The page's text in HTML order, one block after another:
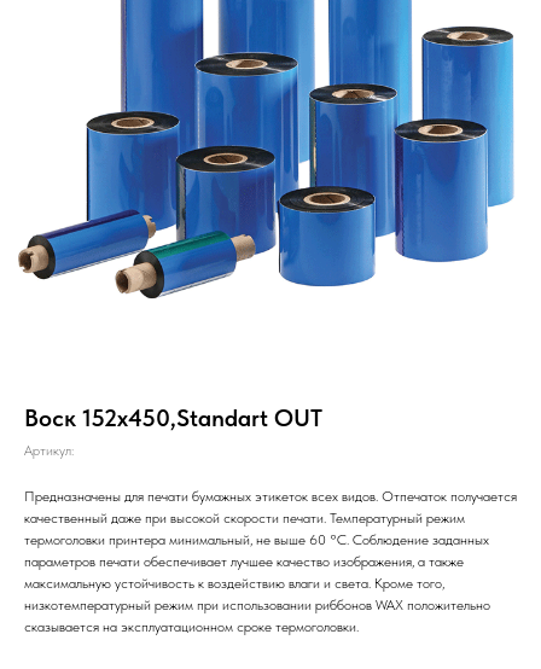
Воск 152х450,Standart OUT
Артикул:
Предназначены для печати бумажных этикеток всех видов. Отпечаток получается
качественный даже при высокой скорости печати. Температурный режим
термоголовки принтера минимальный, не выше 60 °С. Соблюдение заданных
параметров печати обеспечивает лучшее качество изображения, а также
максимальную устойчивость к воздействию влаги и света. Кроме того,
низкотемпературный режим при использовании риббонов WAX положительно
сказывается на эксплуатационном сроке термоголовки.